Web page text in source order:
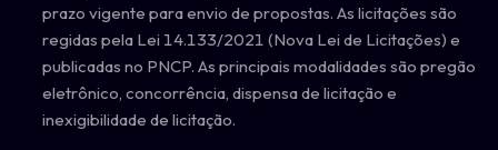
prazo vigente para envio de propostas. As licitações são
regidas pela Lei 14.133/2021 (Nova Lei de Licitações) e
publicadas no PNCP. As principais modalidades são pregão
eletrônico, concorrência, dispensa de licitação e
inexigibilidade de licitação.